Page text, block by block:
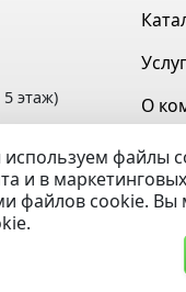
этаж)
|
О
файлы
и в
файлов cookie. Вы